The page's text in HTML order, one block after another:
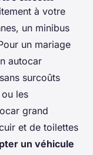
à votre
un minibus
un mariage
autocar
surcoûts
les
grand
et de toilettes
un véhicule